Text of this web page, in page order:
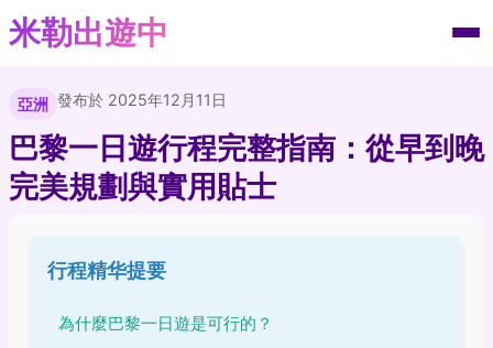
米勒出遊中
亞洲 發布於 2025年12月11日
巴黎一日遊行程完整指南：從早到晚
完美規劃與實用貼士
行程精华提要
為什麼巴黎一日遊是可行的？